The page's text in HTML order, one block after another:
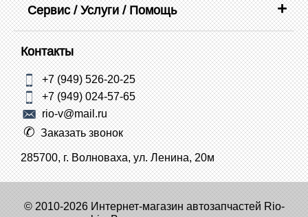
Сервис / Услуги / Помощь
Контакты
+7 (949) 526-20-25
+7 (949) 024-57-65
rio-v@mail.ru
Заказать звонок
285700, г. Волноваха, ул. Ленина, 20м
© 2010-2026 Интернет-магазин автозапчастей Rio-